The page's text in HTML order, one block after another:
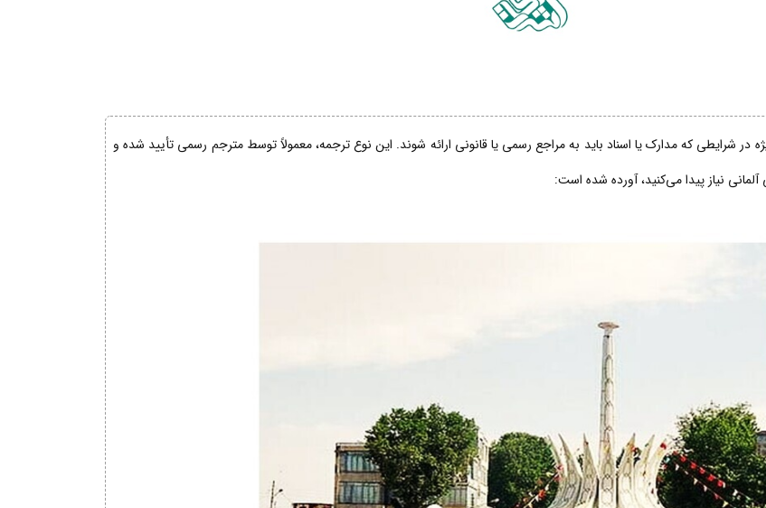
در شرایطی که مدارک یا اسناد باید به مراجع رسمی یا قانونی ارائه شوند. این نوع ترجمه، معمولاً توسط مترجم رسمی تأیید شده و
نیاز پیدا می‌کنید، آورده شده است: